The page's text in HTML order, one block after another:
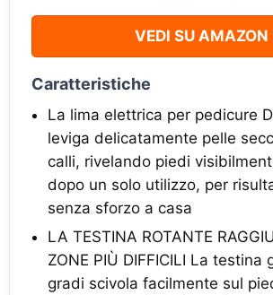
VEDI SU AMAZON
Caratteristiche
La lima elettrica per pedicure
leviga delicatamente pelle
calli, rivelando piedi
dopo un solo utilizzo, per
senza sforzo a casa
LA TESTINA ROTANTE
ZONE PIÙ DIFFICILI La testina
gradi scivola facilmente sul